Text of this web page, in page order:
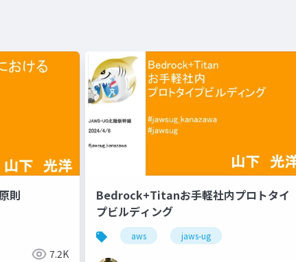
則
7.2K
Bedrock+Titanお手軽社内プロトタイ
プビルディング
aws jaws-ug